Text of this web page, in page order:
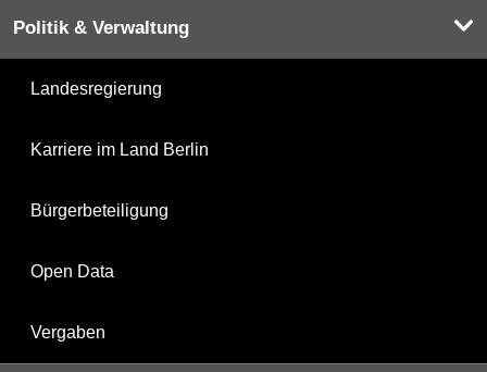
Politik & Verwaltung
Landesregierung
Karriere im Land Berlin
Bürgerbeteiligung
Open Data
Vergaben